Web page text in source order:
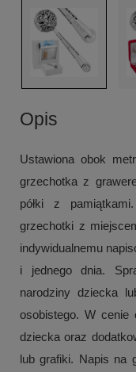
Opis
Ustawiona obok
grzechotka z
półki z
grzechotki z
indywidualnemu
i jednego dnia.
narodziny dziecka
osobistego. W cenie
dziecka oraz
lub grafiki. Napis na